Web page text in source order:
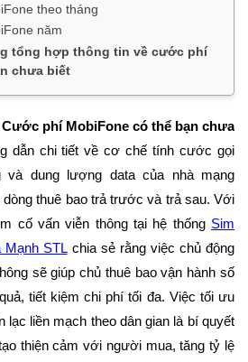
theo tháng
năm
tổng hợp thông tin về cước phí
chưa biết
phí MobiFone có thể bạn chưa
dẫn chi tiết về cơ chế tính cước gọi
và dung lượng data của nhà mạng
thuê bao trả trước và trả sau. Với
cố vấn viễn thông tại hệ thống Sim
Mạnh STLchia sẻ rằng việc chủ động
sẽ giúp chủ thuê bao vận hành số
tiết kiệm chi phí tối đa. Việc tối ưu
lạc liền mạch theo dân gian là bí quyết
thiện cảm với người mua, tăng tỷ lệ